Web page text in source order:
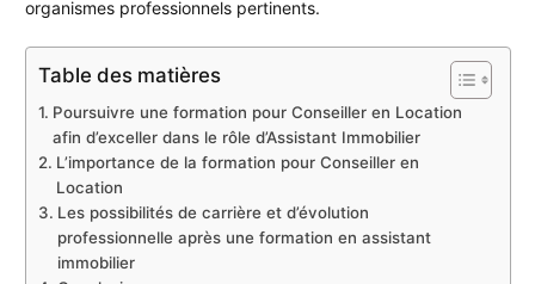
organismes professionnels pertinents.
Table des matières
Poursuivre une formation pour Conseiller en Location
afin d’exceller dans le rôle d’Assistant Immobilier
L’importance de la formation pour Conseiller en
Location
Les possibilités de carrière et d’évolution
professionnelle après une formation en assistant
immobilier